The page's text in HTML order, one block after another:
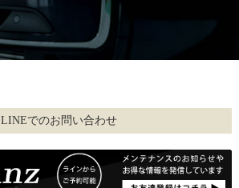
LINEでのお問い合わせ